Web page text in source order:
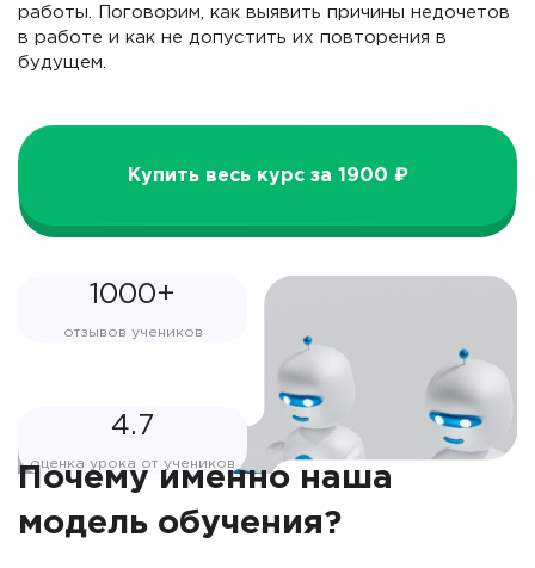
работы. Поговорим, как выявить причины недочетов
в работе и как не допустить их повторения в
будущем.
Купить весь курс за 1900 ₽
1000+
отзывов учеников
4.7
оценка урока от учеников
Почему именно наша
модель обучения?